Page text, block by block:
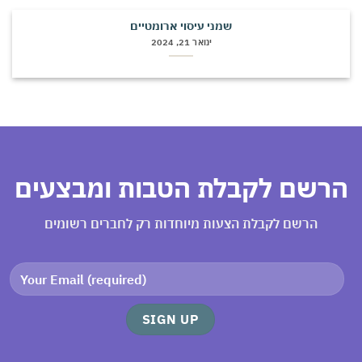
שמני עיסוי ארומטיים
לקבלת הטבות ומבצעים
הרשם לקבלת הצעות מיוחדות רק לחברים רשומים